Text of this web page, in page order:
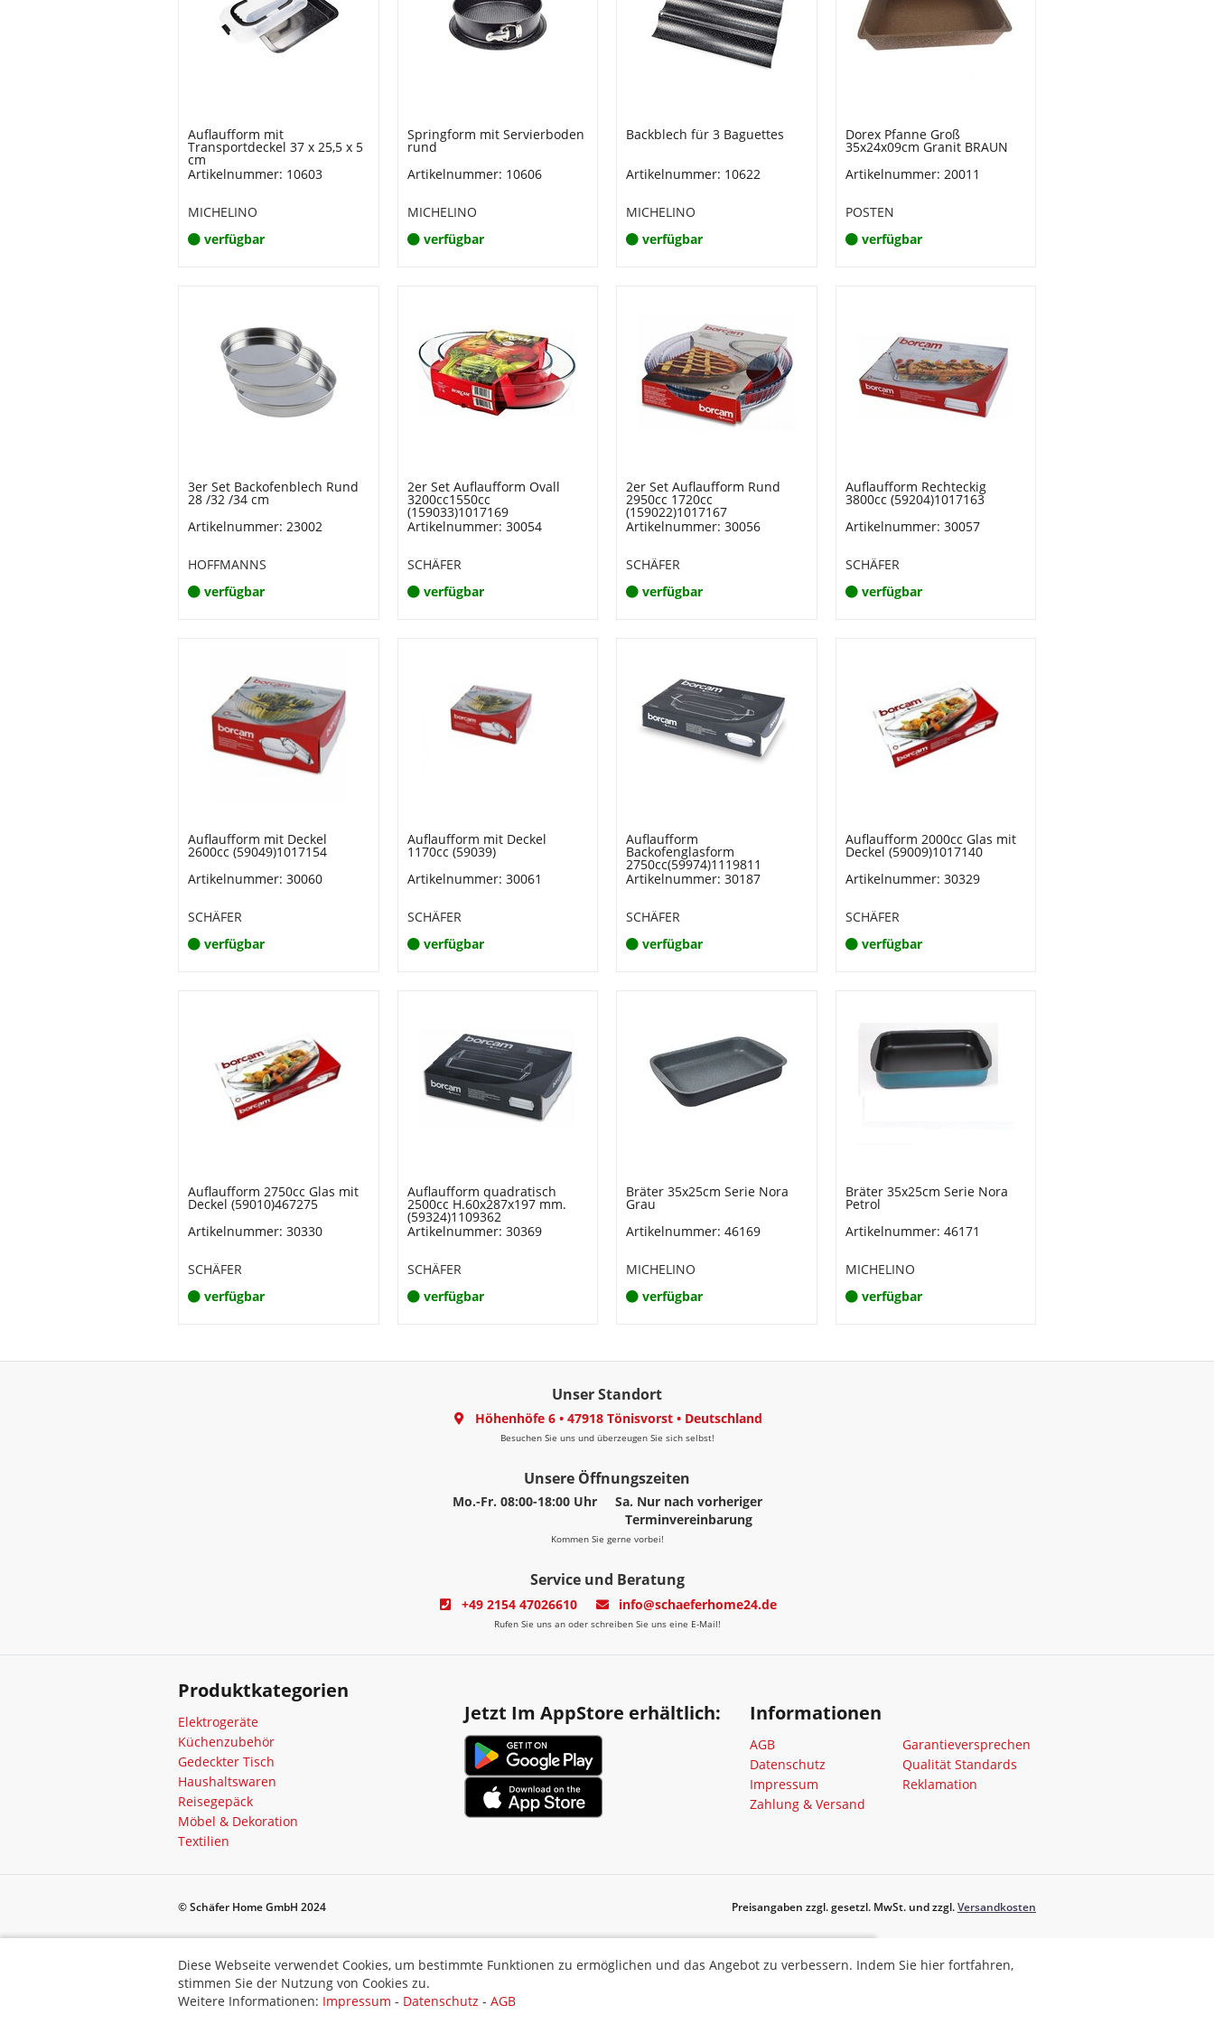
Auflaufform mit
Transportdeckel 37 x 25,5 x 5
cm
Artikelnummer: 10603
MICHELINO
verfügbar
Springform mit Servierboden
rund
Artikelnummer: 10606
MICHELINO
verfügbar
Backblech für 3 Baguettes
Artikelnummer: 10622
MICHELINO
verfügbar
Dorex Pfanne Groß
35x24x09cm Granit BRAUN
Artikelnummer: 20011
POSTEN
verfügbar
3er Set Backofenblech Rund
28 /32 /34 cm
Artikelnummer: 23002
HOFFMANNS
verfügbar
2er Set Auflaufform Ovall
3200cc1550cc
(159033)1017169
Artikelnummer: 30054
SCHÄFER
verfügbar
2er Set Auflaufform Rund
2950cc 1720cc
(159022)1017167
Artikelnummer: 30056
SCHÄFER
verfügbar
Auflaufform Rechteckig
3800cc (59204)1017163
Artikelnummer: 30057
SCHÄFER
verfügbar
Auflaufform mit Deckel
2600cc (59049)1017154
Artikelnummer: 30060
SCHÄFER
verfügbar
Auflaufform mit Deckel
1170cc (59039)
Artikelnummer: 30061
SCHÄFER
verfügbar
Auflaufform
Backofenglasform
2750cc(59974)1119811
Artikelnummer: 30187
SCHÄFER
verfügbar
Auflaufform 2000cc Glas mit
Deckel (59009)1017140
Artikelnummer: 30329
SCHÄFER
verfügbar
Auflaufform 2750cc Glas mit
Deckel (59010)467275
Artikelnummer: 30330
SCHÄFER
verfügbar
Auflaufform quadratisch
2500cc H.60x287x197 mm.
(59324)1109362
Artikelnummer: 30369
SCHÄFER
verfügbar
Bräter 35x25cm Serie Nora
Grau
Artikelnummer: 46169
MICHELINO
verfügbar
Bräter 35x25cm Serie Nora
Petrol
Artikelnummer: 46171
MICHELINO
verfügbar
Unser Standort
Höhenhöfe 6• 47918 Tönisvorst• Deutschland
Besuchen Sie uns und überzeugen Sie sich selbst!
Unsere Öffnungszeiten
Mo.-Fr. 08:00-18:00 Uhr
Sa. Nur nach vorheriger
Terminvereinbarung
Kommen Sie gerne vorbei!
Service und Beratung
+49 2154 47026610 info@schaeferhome24.de
Rufen Sie uns an oder schreiben Sie uns eine E-Mail!
Produktkategorien
Elektrogeräte
Küchenzubehör
Gedeckter Tisch
Haushaltswaren
Reisegepäck
Möbel & Dekoration
Textilien
Jetzt Im AppStore erhältlich: Informationen
AGB
Datenschutz
Impressum
Zahlung & Versand
Garantieversprechen
Qualität Standards
Reklamation
© Schäfer Home GmbH 2024 Preisangaben zzgl. gesetzl. MwSt. und zzgl.Versandkosten
Diese Webseite verwendet Cookies, um bestimmte Funktionen zu ermöglichen und das Angebot zu verbessern. Indem Sie hier fortfahren,
stimmen Sie der Nutzung von Cookies zu.
Weitere Informationen: Impressum - Datenschutz - AGB
Diese Webseite verwendet Cookies, um bestimmte Funktionen zu ermöglichen und das Angebot zu verbessern. Indem Sie hier fortfahren,
stimmen Sie der Nutzung von Cookies zu.
Impressum-Datenschutz- AGB